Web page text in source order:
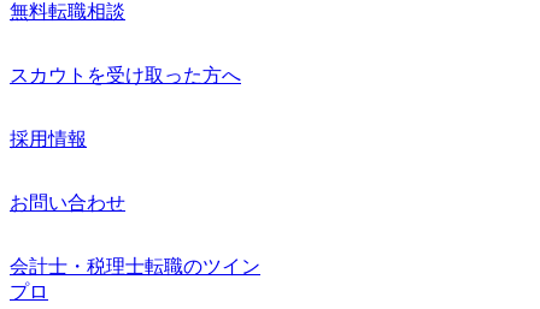
無料転職相談
スカウトを受け取った方へ
採用情報
お問い合わせ
会計士・税理士転職のツイン
プロ